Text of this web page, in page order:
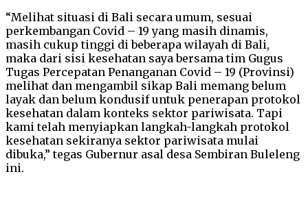
“Melihat situasi di Bali secara umum, sesuai
perkembangan Covid – 19 yang masih dinamis,
masih cukup tinggi di beberapa wilayah di Bali,
maka dari sisi kesehatan saya bersama tim Gugus
Tugas Percepatan Penanganan Covid – 19 (Provinsi)
melihat dan mengambil sikap Bali memang belum
layak dan belum kondusif untuk penerapan protokol
kesehatan dalam konteks sektor pariwisata. Tapi
kami telah menyiapkan langkah-langkah protokol
kesehatan sekiranya sektor pariwisata mulai
dibuka,” tegas Gubernur asal desa Sembiran Buleleng
ini.